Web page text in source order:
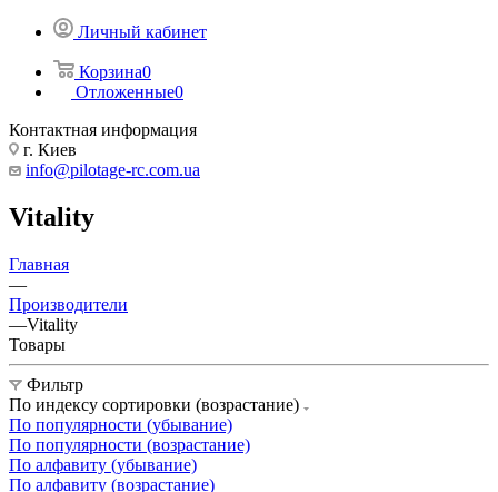
Личный кабинет
Корзина0
Отложенные0
Контактная информация
г. Киев
info@pilotage-rc.com.ua
Vitality
Главная
—
Производители
—Vitality
Товары
Фильтр
По индексу сортировки (возрастание)
По популярности (убывание)
По популярности (возрастание)
По алфавиту (убывание)
По алфавиту (возрастание)